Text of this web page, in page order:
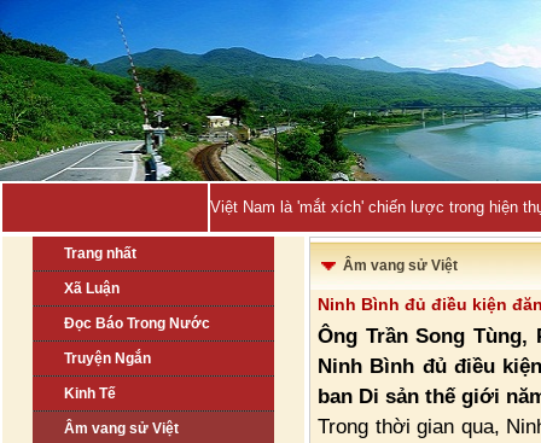
Việt Nam là 'mắt xích' chiến lược trong hiện
Trang nhất
Xã Luận
Đọc Báo Trong Nước
Truyện Ngắn
Kinh Tế
Âm vang sử Việt
Âm vang sử Việt
Ninh Bình đủ điều kiện
Ông Trần Song
Ninh Bình đủ điều
ban Di sản thế giới
Trong thời gian qua,